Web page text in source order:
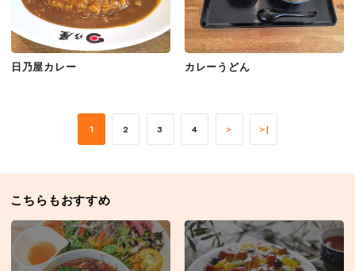
日乃屋カレー カレーうどん
1 2 3 4 ＞ ＞|
こちらもおすすめ